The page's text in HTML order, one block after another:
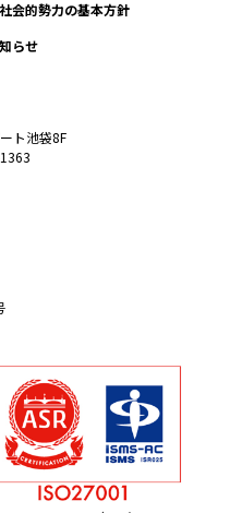
会的勢力の基本方針
らせ
ト池袋8F